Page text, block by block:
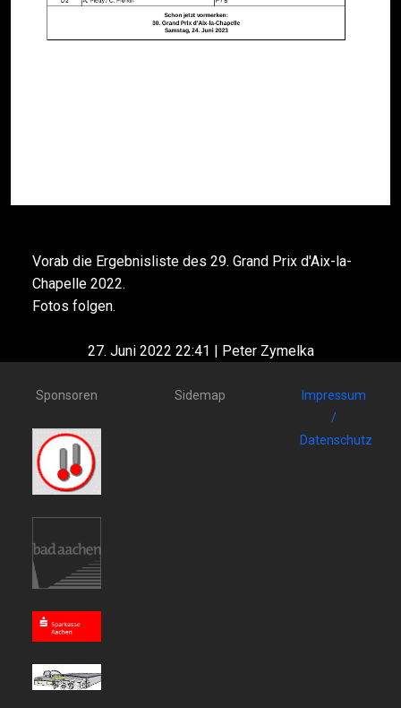
Vorab die Ergebnisliste des 29. Grand Prix d'Aix-la-
Chapelle 2022.
Fotos folgen.
27. Juni 2022 22:41 | Peter Zymelka
Sponsoren Sidemap
Impressum
/
Datenschutz